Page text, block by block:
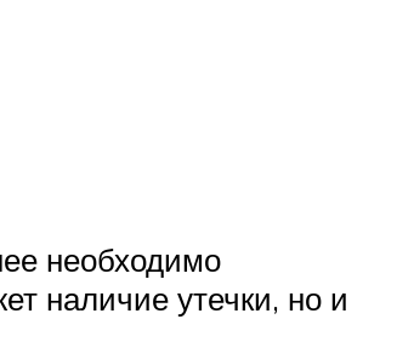
необходимо
наличие утечки, но и